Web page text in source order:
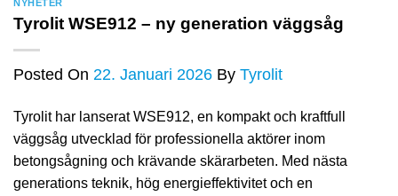
NYHETER
Tyrolit WSE912 – ny generation väggsåg
Posted On 22. Januari 2026 By Tyrolit
Tyrolit har lanserat WSE912, en kompakt och kraftfull
väggsåg utvecklad för professionella aktörer inom
betongsågning och krävande skärarbeten. Med nästa
generations teknik, hög energieffektivitet och en